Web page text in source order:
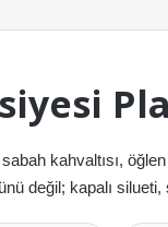
kahvaltısı,
değil; kapalı